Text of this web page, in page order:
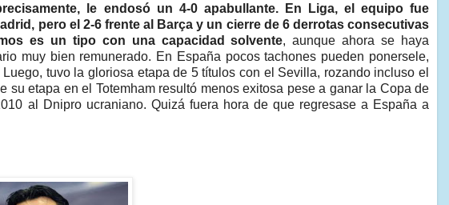
le endosó un 4-0 apabullante. En Liga, el equipo fue
pero el 2-6 frente al Barça y un cierre de 6 derrotas consecutivas
es un tipo con una capacidad solvente, aunque ahora se haya
muy bien remunerado. En España pocos tachones pueden ponersele,
tuvo la gloriosa etapa de 5 títulos con el Sevilla, rozando incluso el
su etapa en el Totemham resultó menos exitosa pese a ganar la Copa de
al Dnipro ucraniano. Quizá fuera hora de que regresase a España a